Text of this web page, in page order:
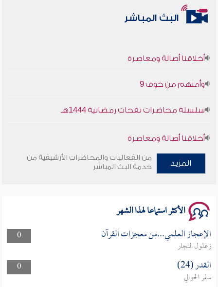
البث المباشر
أخلاقنا أصالة ومعاصرة
وأمنهم من خوف 9
سلسلة محاضرات نفحات رمضانية 1444هـ
أخلاقنا أصالة ومعاصرة
وأمنهم من خوف 9
المزيد
من الفعاليات والمحاضرات الأرشيفية من
خدمة البث المباشر
الأكثر استماعا لهذا الشهر
0 الإعجاز العلمي...من معجزات القرآن
زغلول النجار
0
القدر (24)
سفر الحوالي